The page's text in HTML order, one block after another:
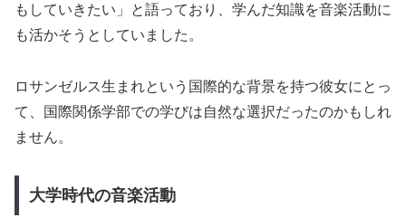
もしていきたい」と語っており、学んだ知識を音楽活動に
も活かそうとしていました。
ロサンゼルス生まれという国際的な背景を持つ彼女にとっ
て、国際関係学部での学びは自然な選択だったのかもしれ
ません。
大学時代の音楽活動